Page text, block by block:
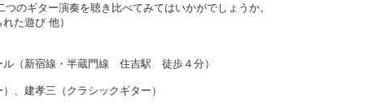
つのギター演奏を聴き比べてみてはいかがでしょうか。
た遊び 他）
ル（新宿線・半蔵門線 住吉駅 徒歩４分）
、建孝三（クラシックギター）